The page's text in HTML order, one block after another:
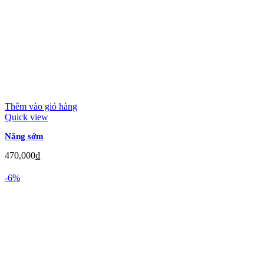
Thêm vào giỏ hàng
Quick view
Nắng sớm
470,000₫
-6%